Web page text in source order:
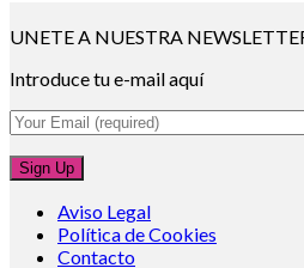
UNETE A NUESTRA
Introduce tu e-mail aquí
Aviso Legal
Política de Cookies
Contacto